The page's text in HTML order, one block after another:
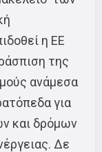
η ΕΕ
της
ανάμεσα
για
και δρόμων
Δε